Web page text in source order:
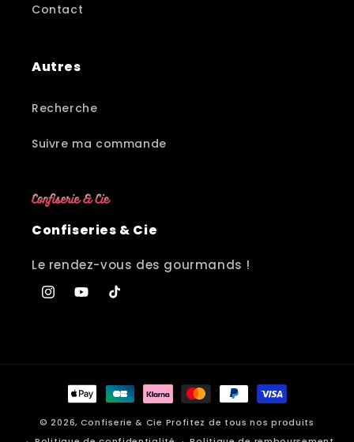
Contact
Autres
Recherche
Suivre ma commande
Confiseries & Cie
Le rendez-vous des gourmands !
InstagramYouTubeTikTok
Moyens
de
paiement
© 2026, Confiserie & Cie Profitez de tous nos produits